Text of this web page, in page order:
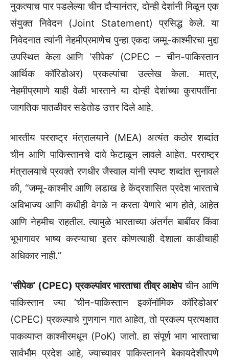
नुकत्याच पार पडलेल्या चीन दौऱ्यानंतर, दोन्ही देशांनी मिळून एक
संयुक्त निवेदन (Joint Statement) प्रसिद्ध केले. या
निवेदनात त्यांनी नेहमीप्रमाणेच पुन्हा एकदा जम्मू-काश्मीरचा मुद्दा
उपस्थित केला आणि ‘सीपेक’ (CPEC – चीन-पाकिस्तान
आर्थिक कॉरिडोअर) प्रकल्पांचा उल्लेख केला. मात्र,
नेहमीप्रमाणे याही वेळी भारताने या दोन्ही देशांच्या कुरापतींना
जागतिक पातळीवर सडेतोड उत्तर दिले आहे.
भारतीय परराष्ट्र मंत्रालयाने (MEA) अत्यंत कठोर शब्दांत
चीन आणि पाकिस्तानचे दावे फेटाळून लावले आहेत. परराष्ट्र
मंत्रालयाचे प्रवक्ते रणधीर जैस्वाल यांनी स्पष्ट शब्दांत सुनावले
की, “जम्मू-काश्मीर आणि लडाख हे केंद्रशासित प्रदेश भारताचे
अविभाज्य आणि कधीही वेगळे न करता येणारे भाग होते, आहेत
आणि नेहमीच राहतील. त्यामुळे भारताच्या अंतर्गत बाबींवर किंवा
भूभागावर भाष्य करण्याचा इतर कोणत्याही देशाला काडीचाही
अधिकार नाही.“
‘सीपेक’ (CPEC) प्रकल्पांवर भारताचा तीव्र आक्षेपचीन आणि
पाकिस्तान ज्या ‘चीन-पाकिस्तान इकॉनॉमिक कॉरिडोअर’
(CPEC) प्रकल्पाचे गुणगान गात आहेत, तो प्रकल्प प्रत्यक्षात
पाकव्याप्त काश्मीरमधून (PoK) जातो. हा संपूर्ण भाग भारताचा
सार्वभौम प्रदेश आहे, ज्याच्यावर पाकिस्तानने बेकायदेशीरपणे